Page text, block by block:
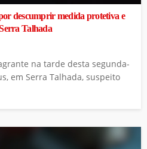
descumprir medida protetiva e
Talhada
na tarde desta segunda-
em Serra Talhada, suspeito